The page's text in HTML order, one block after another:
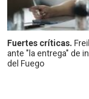
Fuertes críticas.
ante "la entrega" de
del Fuego